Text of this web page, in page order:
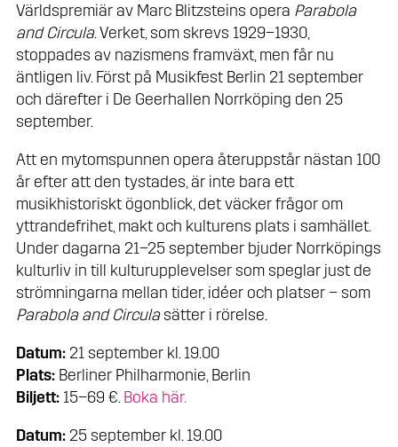
Världspremiär av Marc Blitzsteins opera Parabola
and Circula. Verket, som skrevs 1929–1930,
stoppades av nazismens framväxt, men får nu
äntligen liv. Först på Musikfest Berlin 21 september
och därefter i De Geerhallen Norrköping den 25
september.
Att en mytomspunnen opera återuppstår nästan 100
år efter att den tystades, är inte bara ett
musikhistoriskt ögonblick, det väcker frågor om
yttrandefrihet, makt och kulturens plats i samhället.
Under dagarna 21–25 september bjuder Norrköpings
kulturliv in till kulturupplevelser som speglar just de
strömningarna mellan tider, idéer och platser – som
Parabola and Circulasätter i rörelse.
Datum: 21 september kl. 19.00
Plats: Berliner Philharmonie, Berlin
Biljett: 15–69 €.Boka här.
Datum: 25 september kl. 19.00